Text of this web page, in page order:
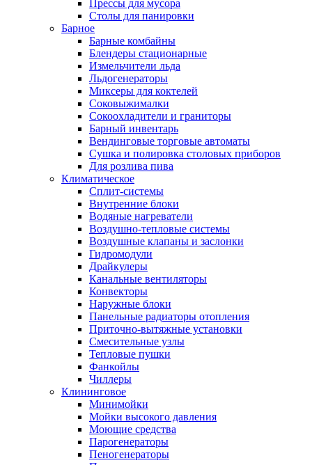
Прессы для мусора
Столы для панировки
Барное
Барные комбайны
Блендеры стационарные
Измельчители льда
Льдогенераторы
Миксеры для коктелей
Соковыжималки
Сокоохладители и граниторы
Барный инвентарь
Вендинговые торговые автоматы
Сушка и полировка столовых приборов
Для розлива пива
Климатическое
Сплит-системы
Внутренние блоки
Водяные нагреватели
Воздушно-тепловые системы
Воздушные клапаны и заслонки
Гидромодули
Драйкулеры
Канальные вентиляторы
Конвекторы
Наружные блоки
Панельные радиаторы отопления
Приточно-вытяжные установки
Смесительные узлы
Тепловые пушки
Фанкойлы
Чиллеры
Клининговое
Минимойки
Мойки высокого давления
Моющие средства
Парогенераторы
Пеногенераторы